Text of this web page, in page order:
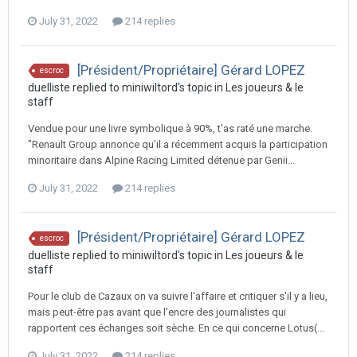
July 31, 2022 214 replies
escroc [Président/Propriétaire] Gérard LOPEZ
duelliste replied to miniwiltord's topic in
Les joueurs & le
staff
Vendue pour une livre symbolique à 90%, t'as raté une marche.
"Renault Group annonce qu’il a récemment acquis la participation
minoritaire dans Alpine Racing Limited détenue par Genii...
July 31, 2022 214 replies
escroc [Président/Propriétaire] Gérard LOPEZ
duelliste replied to miniwiltord's topic in Les joueurs & le
staff
Pour le club de Cazaux on va suivre l'affaire et critiquer s'il y a lieu,
mais peut-être pas avant que l'encre des journalistes qui
rapportent ces échanges soit sèche. En ce qui concerne Lotus(...